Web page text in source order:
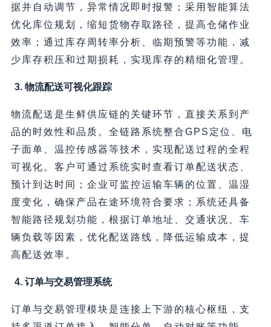
据并自动调节，异常情况即时报警；采用智能算法
优化库位规划，缩短货物存取路径，提高仓储作业
效率；通过库存周转率分析、临期预警等功能，减
少库存积压和过期损耗，实现库存的精细化管理。
3. 物流配送可视化跟踪
物流配送是生鲜供应链的关键环节，直接关系到产
品的时效性和品质。全链路系统整合GPS定位、电
子面单、温控传感器等技术，实现配送过程的全程
可视化。客户可通过系统实时查看订单配送状态、
预计到达时间；企业可监控运输车辆的位置、温湿
度变化，确保产品在途环境符合要求；系统还具备
智能路径规划功能，根据订单地址、交通状况、车
辆负载等因素，优化配送路线，降低运输成本，提
高配送效率。
4. 订单与交易管理系统
订单与交易管理模块是连接上下游的核心枢纽，支